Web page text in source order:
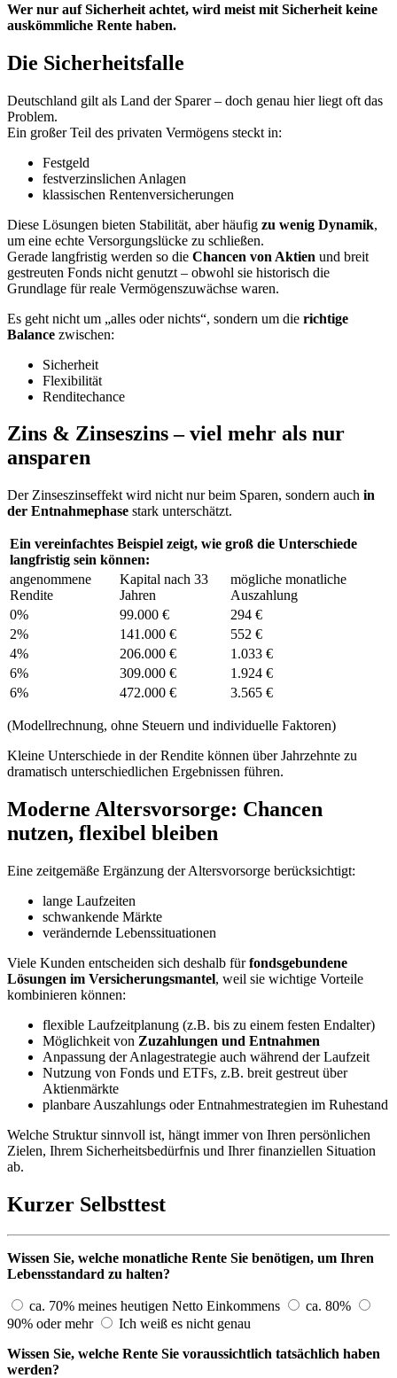
Wer nur auf Sicherheit achtet, wird meist mit Sicherheit keine
auskömmliche Rente haben.
Die Sicherheitsfalle
Deutschland gilt als Land der Sparer – doch genau hier liegt oft das
Problem.
Ein großer Teil des privaten Vermögens steckt in:
Festgeld
festverzinslichen Anlagen
klassischen Rentenversicherungen
Diese Lösungen bieten Stabilität, aber häufig zu wenig Dynamik,
um eine echte Versorgungslücke zu schließen.
Gerade langfristig werden so die Chancen von Aktien und breit
gestreuten Fonds nicht genutzt – obwohl sie historisch die
Grundlage für reale Vermögenszuwächse waren.
Es geht nicht um „alles oder nichts“, sondern um die richtige
Balance zwischen:
Sicherheit
Flexibilität
Renditechance
Zins & Zinseszins – viel mehr als nur
ansparen
Der Zinseszinseffekt wird nicht nur beim Sparen, sondern auch in
der Entnahmephase stark unterschätzt.
Ein vereinfachtes Beispiel zeigt, wie groß die Unterschiede
langfristig sein können:
angenommene
Rendite
Kapital nach 33
Jahren
mögliche monatliche
Auszahlung
0%
99.000 €
294 €
2%
141.000 €
552 €
4%
206.000 €
1.033 €
6%
309.000 €
1.924 €
6%
472.000 € 3.565 €
(Modellrechnung, ohne Steuern und individuelle Faktoren)
Kleine Unterschiede in der Rendite können über Jahrzehnte zu
dramatisch unterschiedlichen Ergebnissen führen.
Moderne Altersvorsorge: Chancen
nutzen, flexibel bleiben
Eine zeitgemäße Ergänzung der Altersvorsorge berücksichtigt:
lange Laufzeiten
schwankende Märkte
verändernde Lebenssituationen
Viele Kunden entscheiden sich deshalb fürfondsgebundene
Lösungen im Versicherungsmantel, weil sie wichtige Vorteile
kombinieren können:
flexible Laufzeitplanung (z.B. bis zu einem festen Endalter)
Möglichkeit von Zuzahlungen und Entnahmen
Anpassung der Anlagestrategie auch während der Laufzeit
Nutzung von Fonds und ETFs, z.B. breit gestreut über
Aktienmärkte
planbare Auszahlungs oder Entnahmestrategien im Ruhestand
Welche Struktur sinnvoll ist, hängt immer von Ihren persönlichen
Zielen, Ihrem Sicherheitsbedürfnis und Ihrer finanziellen Situation
ab.
Kurzer Selbsttest
Wissen Sie, welche monatliche Rente Sie benötigen, um Ihren
Lebensstandard zu halten?
ca. 70% meines heutigen Netto Einkommens
ca. 80%
90% oder mehr
Ich weiß es nicht genau
Wissen Sie, welche Rente Sie voraussichtlich tatsächlich haben
werden?